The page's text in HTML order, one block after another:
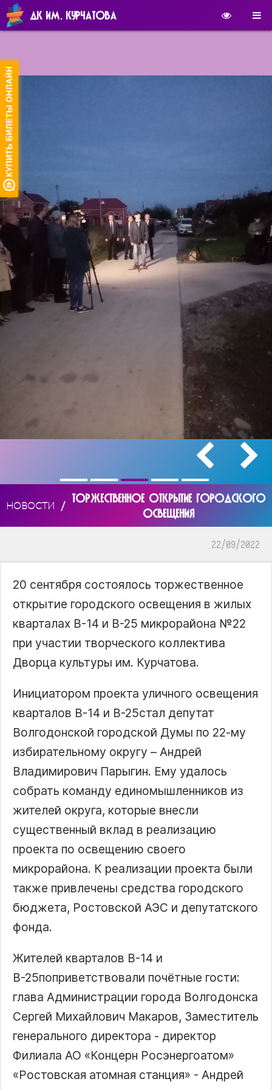
ДК ИМ. КУРЧАТОВА
НОВОСТИ / ТОРЖЕСТВЕННОЕ ОТКРЫТИЕ ГОРОДСКОГО
ОСВЕЩЕНИЯ
22/09/2022
20 сентября состоялось торжественное
открытие городского освещения в жилых
кварталах В-14 и В-25 микрорайона №22
при участии творческого коллектива
Дворца культуры им. Курчатова.
Инициатором проекта уличного освещения
кварталов В-14 и В-25стал депутат
Волгодонской городской Думы по 22-му
избирательному округу – Андрей
Владимирович Парыгин. Ему удалось
собрать команду единомышленников из
жителей округа, которые внесли
существенный вклад в реализацию
проекта по освещению своего
микрорайона. К реализации проекта были
также привлечены средства городского
бюджета, Ростовской АЭС и депутатского
фонда.
Жителей кварталов В-14 и
В-25поприветствовали почётные гости:
глава Администрации города Волгодонска
Сергей Михайлович Макаров, Заместитель
генерального директора - директор
Филиала АО «Концерн Росэнергоатом»
«Ростовская атомная станция» - Андрей